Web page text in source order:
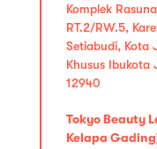
Komplek
RT.2/RW.5,
Setiabudi, Kota
Khusus Ibukota
12940
Tokyo Beauty
Kelapa